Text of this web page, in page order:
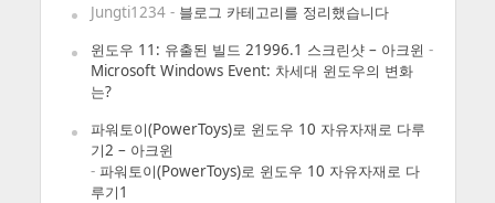
Jungti1234- 블로그 카테고리를 정리했습니다
윈도우 11: 유출된 빌드 21996.1 스크린샷 – 아크윈 -
Microsoft Windows Event: 차세대 윈도우의 변화
는?
파워토이(PowerToys)로 윈도우 10 자유자재로 다루
기2 – 아크윈
- 파워토이(PowerToys)로 윈도우 10 자유자재로 다
루기1